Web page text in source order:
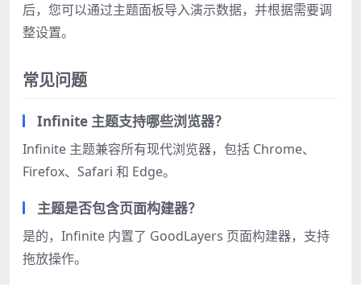
后，您可以通过主题面板导入演示数据，并根据需要调
整设置。
常见问题
Infinite 主题支持哪些浏览器？
Infinite 主题兼容所有现代浏览器，包括 Chrome、
Firefox、Safari 和 Edge。
主题是否包含页面构建器？
是的，Infinite 内置了 GoodLayers 页面构建器，支持
拖放操作。